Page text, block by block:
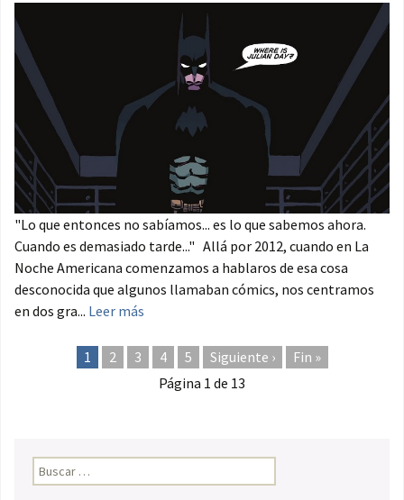
"Lo que entonces no sabíamos... es lo que sabemos ahora.
Cuando es demasiado tarde..." Allá por 2012, cuando en La
Noche Americana comenzamos a hablaros de esa cosa
desconocida que algunos llamaban cómics, nos centramos
en dos gra... Leer más
1 2 3 4 5 Siguiente ›
Fin »
Página 1 de 13
Buscar: